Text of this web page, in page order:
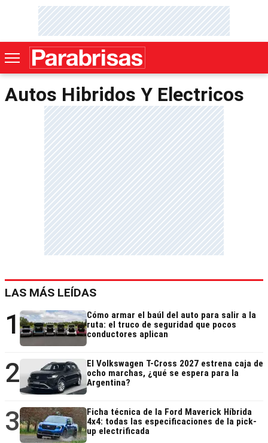
Autos Hibridos Y Electricos
LAS MÁS LEÍDAS
1
Cómo armar el baúl del auto para salir a la
ruta: el truco de seguridad que pocos
conductores aplican
2
El Volkswagen T-Cross 2027 estrena caja de
ocho marchas, ¿qué se espera para la
Argentina?
3
Ficha técnica de la Ford Maverick Híbrida
4x4: todas las especificaciones de la pick-
up electrificada